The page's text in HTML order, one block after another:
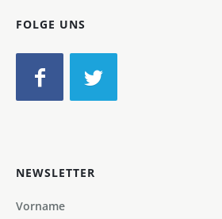
FOLGE UNS
NEWSLETTER
Vorname